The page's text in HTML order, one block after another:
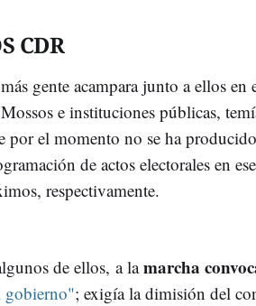
CDR
gente acampara junto a ellos en
e instituciones públicas,
por el momento no se ha
de actos electorales en
respectivamente.
de ellos, a lamarcha
gobierno"; exigía la dimisión del